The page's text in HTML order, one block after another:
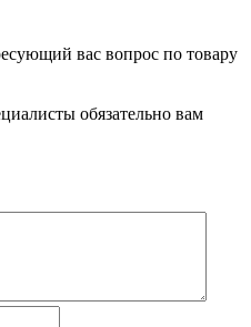
вас вопрос по товару
обязательно вам